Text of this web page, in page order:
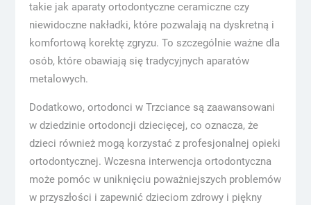
takie jak aparaty ortodontyczne ceramiczne czy
niewidoczne nakładki, które pozwalają na dyskretną i
komfortową korektę zgryzu. To szczególnie ważne dla
osób, które obawiają się tradycyjnych aparatów
metalowych.
Dodatkowo, ortodonci w Trzciance są zaawansowani
w dziedzinie ortodoncji dziecięcej, co oznacza, że ​​
dzieci również mogą korzystać z profesjonalnej opieki
ortodontycznej. Wczesna interwencja ortodontyczna
może pomóc w uniknięciu poważniejszych problemów
w przyszłości i zapewnić dzieciom zdrowy i piękny